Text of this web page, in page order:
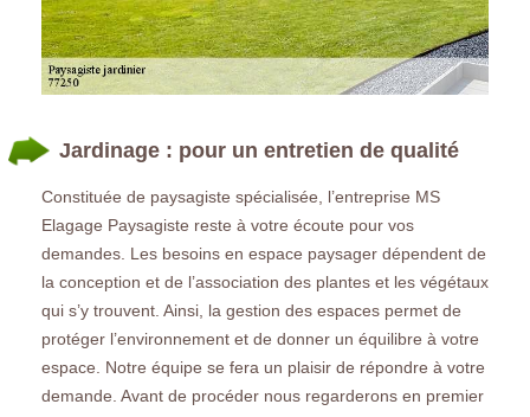
Jardinage : pour un entretien de qualité
Constituée de paysagiste spécialisée, l’entreprise MS
Elagage Paysagiste reste à votre écoute pour vos
demandes. Les besoins en espace paysager dépendent de
la conception et de l’association des plantes et les végétaux
qui s’y trouvent. Ainsi, la gestion des espaces permet de
protéger l’environnement et de donner un équilibre à votre
espace. Notre équipe se fera un plaisir de répondre à votre
demande. Avant de procéder nous regarderons en premier